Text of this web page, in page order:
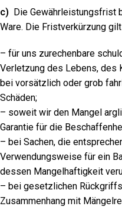
c) Die Gewährleistungsfrist
Ware. Die Fristverkürzung
– für uns zurechenbare
Verletzung des Lebens, des
bei vorsätzlich oder grob
Schäden;
– soweit wir den Mangel
Garantie für die
– bei Sachen, die
Verwendungsweise für ein
dessen Mangelhaftigkeit
– bei gesetzlichen
Zusammenhang mit